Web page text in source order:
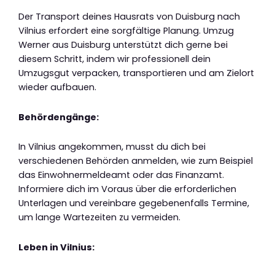
Der Transport deines Hausrats von Duisburg nach
Vilnius erfordert eine sorgfältige Planung. Umzug
Werner aus Duisburg unterstützt dich gerne bei
diesem Schritt, indem wir professionell dein
Umzugsgut verpacken, transportieren und am Zielort
wieder aufbauen.
Behördengänge:
In Vilnius angekommen, musst du dich bei
verschiedenen Behörden anmelden, wie zum Beispiel
das Einwohnermeldeamt oder das Finanzamt.
Informiere dich im Voraus über die erforderlichen
Unterlagen und vereinbare gegebenenfalls Termine,
um lange Wartezeiten zu vermeiden.
Leben in Vilnius: